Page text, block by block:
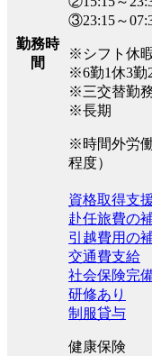
勤務時
間
③23:15～
※シフト休
※6勤1休3
※三交替勤
※長期
※時間外労
程度）
資格取得支
赴任旅費の
引越費用の
交通費支給
社会保険完
研修あり
制服貸与
健康保険